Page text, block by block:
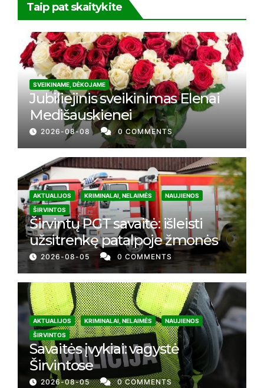
Taip pat skaitykite
SVEIKINAME, DĖKOJAME
Jubiliejinis sveikinimas Elenai
Medišauskienei
2026-08-08 0 COMMENTS
AKTUALIJOS KRIMINALAI, NELAIMĖS
NAUJIENOS
ŠIRVINTOS
Širvintų PGT savaitė: išleisti
užsitrenkę patalpoje žmonės
2026-08-05 0 COMMENTS
AKTUALIJOS KRIMINALAI, NELAIMĖS
NAUJIENOS
ŠIRVINTOS
Savaitės įvykiai: vagystė
Širvintose
2026-08-05 0 COMMENTS